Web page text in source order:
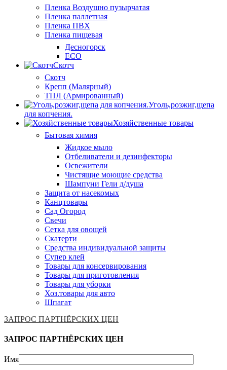
Пленка Воздушно пузырчатая
Пленка паллетная
Пленка ПВХ
Пленка пищевая
Десногорск
ECO
Скотч
Скотч
Крепп (Малярный)
ТПЛ (Армированный)
Уголь,розжиг,щепа
для копчения.
Хозяйственные товары
Бытовая химия
Жидкое мыло
Отбеливатели и дезинфекторы
Освежители
Чистящие моющие средства
Шампуни Гели д/душа
Защита от насекомых
Канцтовары
Сад Огород
Свечи
Сетка для овощей
Скатерти
Средства индивидуальной защиты
Супер клей
Товары для консервирования
Товары для приготовления
Товары для уборки
Хоз.товары для авто
Шпагат
ЗАПРОС ПАРТНЁРСКИХ ЦЕН
ЗАПРОС ПАРТНЁРСКИХ ЦЕН
Имя